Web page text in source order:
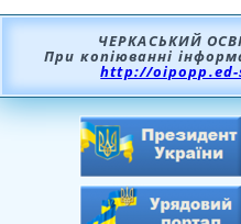
ЧЕРКАСЬКИЙ
При копіюванні
http://oipopp.ed-